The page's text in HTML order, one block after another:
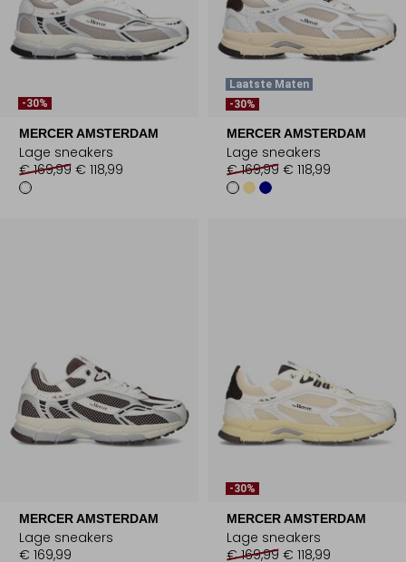
-30%
MERCER AMSTERDAM
Lage sneakers
€ 169,99 € 118,99
Laatste Maten
-30%
MERCER AMSTERDAM
Lage sneakers
€ 169,99 € 118,99
MERCER AMSTERDAM
Lage sneakers
€ 169,99
-30%
MERCER AMSTERDAM
Lage sneakers
€ 169,99 € 118,99